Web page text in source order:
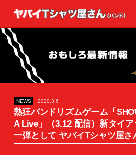
NEWS 2020.3.6
熱狂バンドリズムゲーム‬‪「
A Live」‬（‪3.12 配信）‪新タイ
一弾として‬ ‪ヤバイTシャツ屋さ